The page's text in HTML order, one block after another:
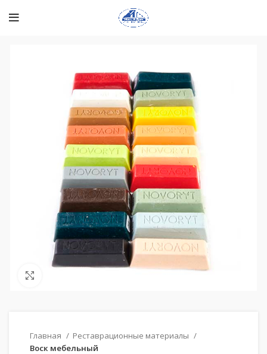
Главная
Реставрационные материалы
Воск мебельный